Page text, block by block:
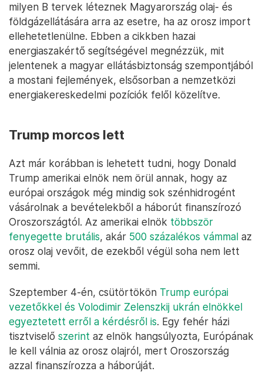
milyen B tervek léteznek Magyarország olaj- és
földgázellátására arra az esetre, ha az orosz import
ellehetetlenülne. Ebben a cikkben hazai
energiaszakértő segítségével megnézzük, mit
jelentenek a magyar ellátásbiztonság szempontjából
a mostani fejlemények, elsősorban a nemzetközi
energiakereskedelmi pozíciók felől közelítve.
Trump morcos lett
Azt már korábban is lehetett tudni, hogy Donald
Trump amerikai elnök nem örül annak, hogy az
európai országok még mindig sok szénhidrogént
vásárolnak a bevételekből a háborút finanszírozó
Oroszországtól. Az amerikai elnök többször
fenyegette brutális, akár 500 százalékos vámmal az
orosz olaj vevőit, de ezekből végül soha nem lett
semmi.
Szeptember 4-én, csütörtökön Trump európai
vezetőkkel és Volodimir Zelenszkij ukrán elnökkel
egyeztetett erről a kérdésről is. Egy fehér házi
tisztviselő szerint az elnök hangsúlyozta, Európának
le kell válnia az orosz olajról, mert Oroszország
azzal finanszírozza a háborúját.